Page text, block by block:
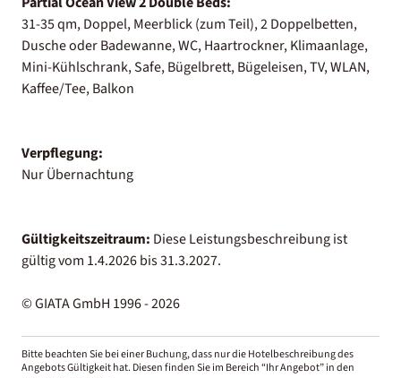
31-35 qm, Doppel, Meerblick (zum Teil), 2 Doppelbetten,
Dusche oder Badewanne, WC, Haartrockner, Klimaanlage,
Mini-Kühlschrank, Safe, Bügelbrett, Bügeleisen, TV, WLAN,
Kaffee/Tee, Balkon
Verpflegung:
Nur Übernachtung
Gültigkeitszeitraum: Diese Leistungsbeschreibung ist
gültig vom 1.4.2026 bis 31.3.2027.
© GIATA GmbH 1996 - 2026
Bitte beachten Sie bei einer Buchung, dass nur die Hotelbeschreibung des
Angebots Gültigkeit hat. Diesen finden Sie im Bereich “Ihr Angebot” in den